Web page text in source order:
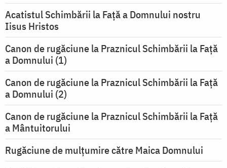
Acatistul Schimbării la Faţă a Domnului nostru
Iisus Hristos
Canon de rugăciune la Praznicul Schimbării la Faţă
a Domnului (1)
Canon de rugăciune la Praznicul Schimbării la Faţă
a Domnului (2)
Canon de rugăciune la Praznicul Schimbării la Față
a Mântuitorului
Rugăciune de mulţumire către Maica Domnului